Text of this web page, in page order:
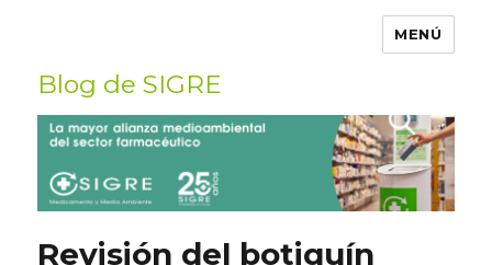
MENÚ
Blog de SIGRE
Buscar
por:
Revisión del botiquín